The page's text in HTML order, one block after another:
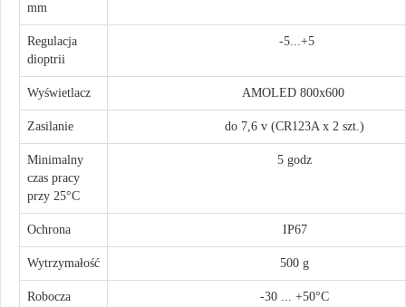
mm
Regulacja
dioptrii
-5...+5
Wyświetlacz AMOLED 800х600
Zasilanie do 7,6 v (CR123A x 2 szt.)
Minimalny
czas pracy
przy 25°С
5 godz
Ochrona IP67
Wytrzymałość 500 g
Robocza
-30 ... +50°C